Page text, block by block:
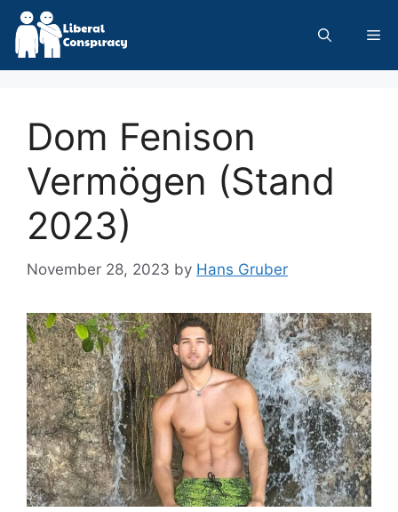
Skip
content
Dom Fenison
Vermögen (Stand
2023)
November 28, 2023 by Hans Gruber